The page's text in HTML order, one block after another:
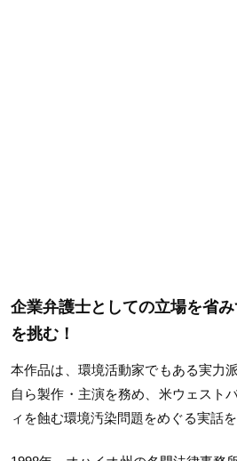
企業弁護士としての立場を省
を挑む！
本作品は、環境活動家でもある実力
自ら製作・主演を務め、米ウェスト
ィを蝕む環境汚染問題をめぐる実話